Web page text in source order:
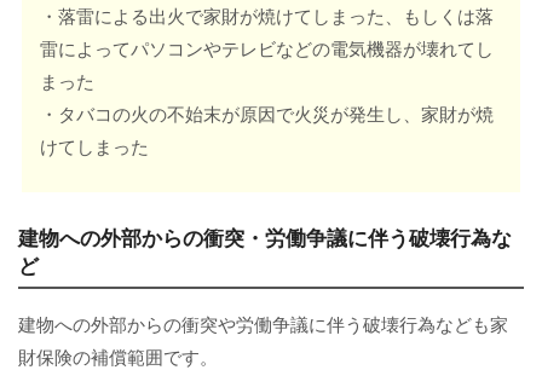
・落雷による出火で家財が焼けてしまった、もしくは落
雷によってパソコンやテレビなどの電気機器が壊れてし
まった
・タバコの火の不始末が原因で火災が発生し、家財が焼
けてしまった
建物への外部からの衝突・労働争議に伴う破壊行為な
ど
建物への外部からの衝突や労働争議に伴う破壊行為なども家
財保険の補償範囲です。